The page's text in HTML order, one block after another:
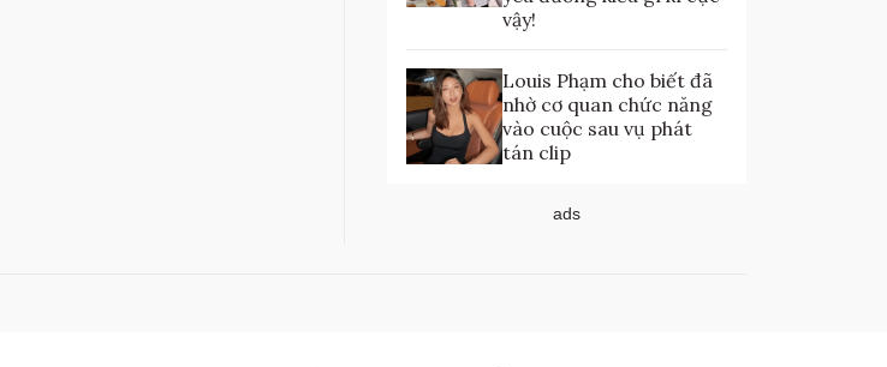
vậy!
Louis Phạm cho biết đã
nhờ cơ quan chức năng
vào cuộc sau vụ phát
tán clip
ads